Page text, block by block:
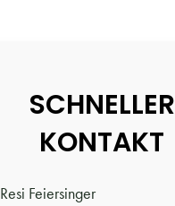
SCHNELLER
KONTAKT
Resi Feiersinger